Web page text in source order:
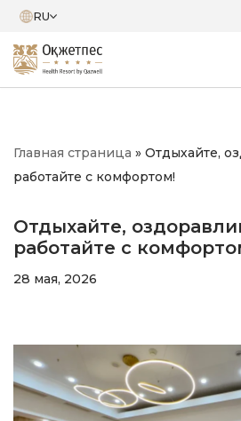
Перейти
к
RU
Главная страница » Отдыхайте,
работайте с комфортом!
Отдыхайте,
работайте с
28 мая, 2026